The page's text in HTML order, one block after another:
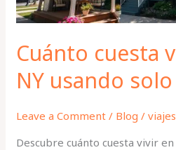
Cuánto cuesta
NY usando
Leave a Comment / Blog /
Descubre cuánto cuesta vivir
Airbnbs